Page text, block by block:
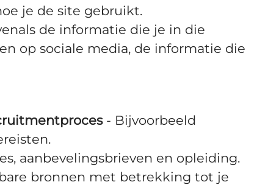
je de site gebruikt.
de informatie die je in die
op sociale media, de informatie die
- Bijvoorbeeld
aanbevelingsbrieven en opleiding.
bronnen met betrekking tot je